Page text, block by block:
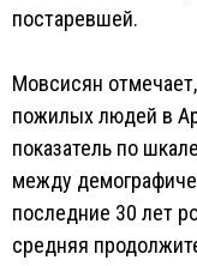
постаревшей.
Мовсисян
пожилых людей в
показатель по
между
последние 30 лет
средняя